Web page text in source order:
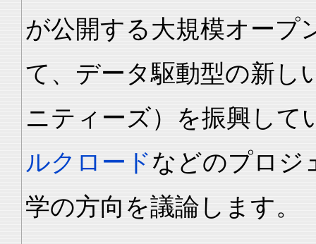
が公開する大規模オープ
て、データ駆動型の新し
ニティーズ）を振興して
ルクロードなどのプロジ
学の方向を議論します。